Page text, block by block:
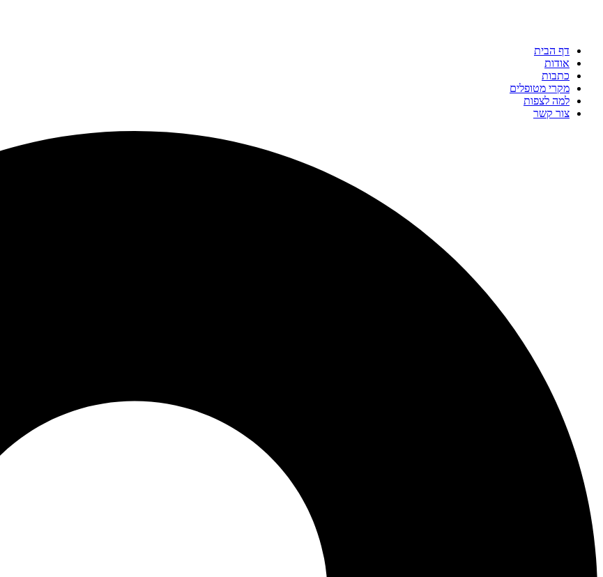
דף הבית
אודות
כתבות
מקרי מטופלים
למה לצפות
צור קשר